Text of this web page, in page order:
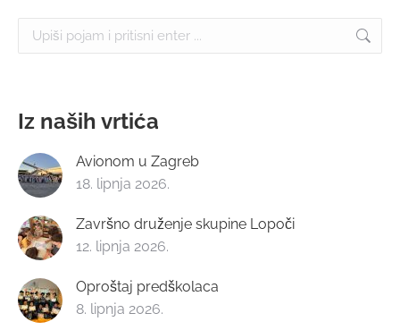
Search:
Iz naših vrtića
Avionom u Zagreb
18. lipnja 2026.
Završno druženje skupine Lopoči
12. lipnja 2026.
Oproštaj predškolaca
8. lipnja 2026.